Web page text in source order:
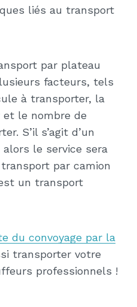
liés au transport
par plateau
facteurs, tels
à transporter, la
le nombre de
S’il s’agit d’un
le service sera
par camion
un transport
du convoyage par la
transporter votre
professionnels !